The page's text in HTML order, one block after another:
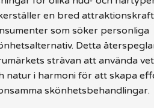
en bred
som söker personliga
Detta
strävan att använda
natur i harmoni för att skapa
skönhetsbehandlingar.